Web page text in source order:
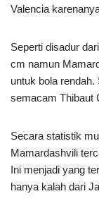
Valencia
Seperti disadur
cm namun
untuk bola
semacam Thibaut
Secara statistik
Mamardashvili
Ini menjadi yang
hanya kalah dari